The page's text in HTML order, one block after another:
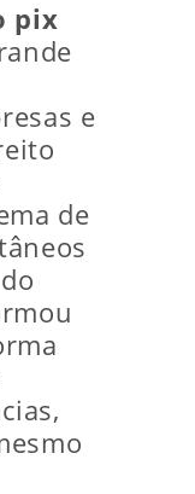
pix
e
de